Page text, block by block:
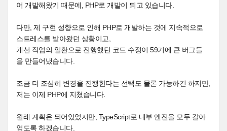
어 개발해왔기 때문에, PHP로 개발이 되고 있습니다.
다만, 제 구현 성향으로 인해 PHP로 개발하는 것에 지속적으로
스트레스를 받아왔던 상황이고,
개선 작업의 일환으로 진행했던 코드 수정이 59기에 큰 버그들
을 만들어냈습니다.
조금 더 조심히 변경을 진행한다는 선택도 물론 가능하긴 하지만,
저는 이제 PHP에 지쳤습니다.
원래 계획은 되어있었지만, TypeScript로 내부 엔진을 모두 갈아
엎도록 하겠습니다.